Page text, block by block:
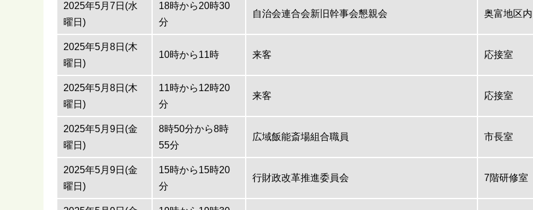
2025年5月7日(水
曜日)
18時から20時30
分
自治会連合会新旧幹事会懇親会 奥富地区内
2025年5月8日(木
曜日)
10時から11時 来客 応接室
2025年5月8日(木
曜日)
11時から12時20
分
来客 応接室
2025年5月9日(金
曜日)
8時50分から8時
55分
広域飯能斎場組合職員 市長室
2025年5月9日(金
曜日)
15時から15時20
分
行財政改革推進委員会 7階研修室